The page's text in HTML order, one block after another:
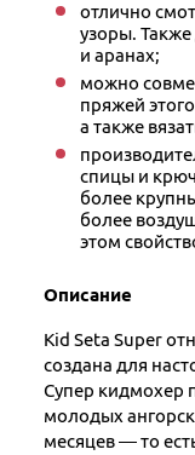
отлично
узоры. Также
и аранах;
можно
пряжей
а также
спицы и
более
более
этом
Описание
Kid Seta Super
создана для
Супер кидмохер
молодых
месяцев — то